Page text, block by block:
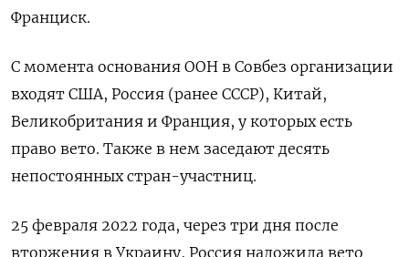
Франциск.
С момента основания ООН в Совбез организации
входят США, Россия (ранее СССР), Китай,
Великобритания и Франция, у которых есть
право вето. Также в нем заседают десять
непостоянных стран-участниц.
25 февраля 2022 года, через три дня после
вторжения в Украину, Россия наложила вето